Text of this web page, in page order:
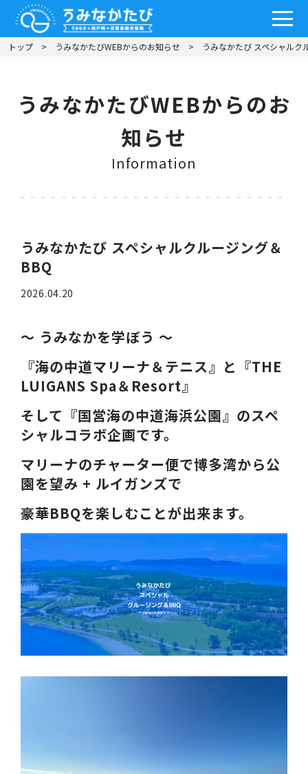
トップ うみなかたびWEBからのお知らせ うみなかたび スペシャルク
うみなかたびWEBからのお
知らせ
Information
うみなかたび スペシャルクルージング＆
BBQ
2026.04.20
～ うみなかを学ぼう ～
『海の中道マリーナ＆テニス』と『THE
LUIGANS Spa＆Resort』
そして『国営海の中道海浜公園』のスペ
シャルコラボ企画です。
マリーナのチャーター便で博多湾から公
園を望み + ルイガンズで
豪華BBQを楽しむことが出来ます。